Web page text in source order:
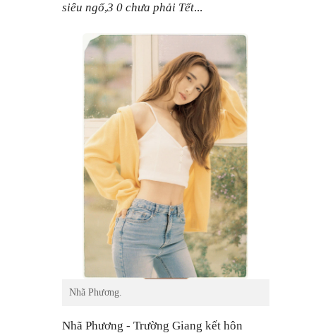
siêu ngố,3 0 chưa phải Tết...
Nhã Phương.
Nhã Phương - Trường Giang kết hôn